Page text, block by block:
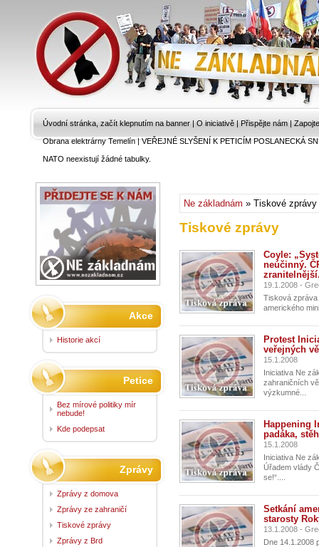
Úvodní stránka, začít klepnutím na banner | O iniciativě | Přispějte nám |
Obrana elektrárny Temelín|VEŘEJNÉ SLYŠENÍ K PETICÍM POSLANECKÁ
NATO neexistují žádné tabulky.
Ne základnám » Tiskové zprávy
Tiskové zprávy
Coyle:
neúčinný.
19.1.2008 -
Tisková zpráva
amerického
Protest
veřejných
15.1.2008
Iniciativa Ne
zahraničních
výzkumné...
Happening
padáka,
15.1.2008
Iniciativa Ne
Úřadem vlády
se!“....
Setkání
starosty
13.1.2008 -
Dne 14.1.2008
Akce
Historie akcí
Petice
Bez mírové politiky mír
nebude!
Kde podepsat
Zprávy
Zprávy z domova
Zprávy ze zahraničí
Tiskové zprávy
Zprávy z Brd